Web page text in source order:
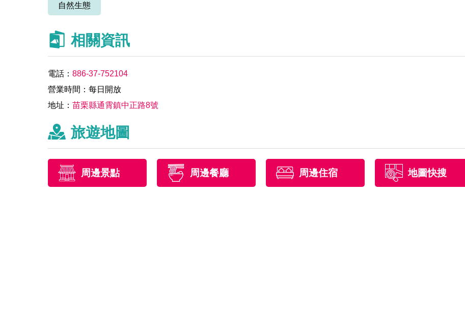
自然生態
相關資訊
電話：886-37-752104
營業時間：每日開放
地址：苗栗縣通霄鎮中正路8號
旅遊地圖
周邊景點 周邊餐廳 周邊住宿 地圖快搜